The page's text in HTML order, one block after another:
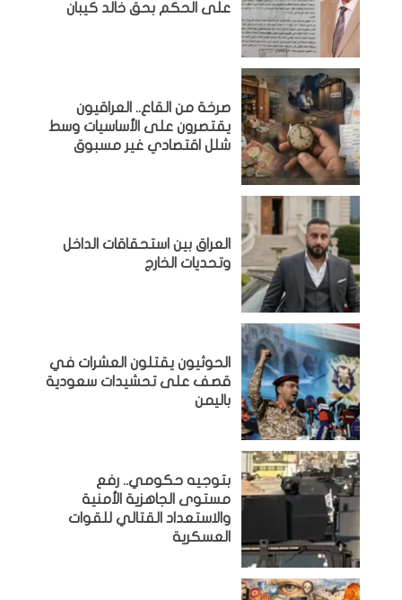
على الحكم بحق خالد كيبان
صرخة من القاع.. العراقيون
يقتصرون على الأساسيات وسط
شلل اقتصادي غير مسبوق
‏العراق بين استحقاقات الداخل
وتحديات الخارج
الحوثيون يقتلون العشرات في
قصف على تحشيدات سعودية
باليمن
بتوجيه حكومي.. رفع
مستوى الجاهزية الأمنية
والاستعداد القتالي للقوات
العسكرية